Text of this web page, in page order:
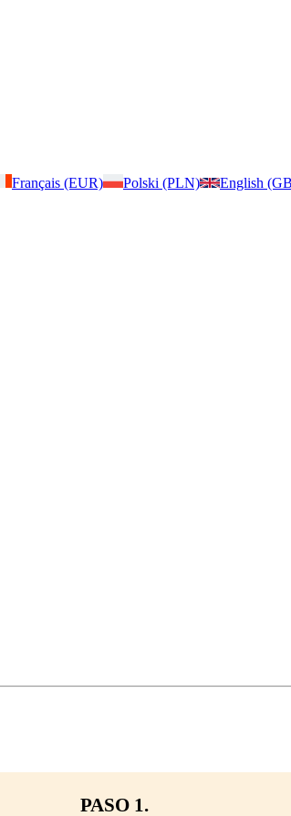
Français (EUR) Polski (PLN) English
PASO 1.